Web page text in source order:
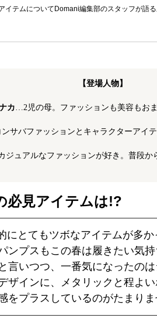
テムについてDomani編集部のスタッフが語
【登場人物】
カ…2児の母。ファッションも美容もお
サバファッションとキャラクターアイ
ジュアルなファッションが好き。普段か
必見アイテムは!?
にとてもツボなアイテムが多か
ンプスもこの春は履きたい気
言いつつ、一番気になったの
ザインに、メタリックと程よ
をプラスしているのがたまりま